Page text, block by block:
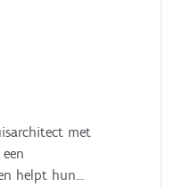
met
helpt hun